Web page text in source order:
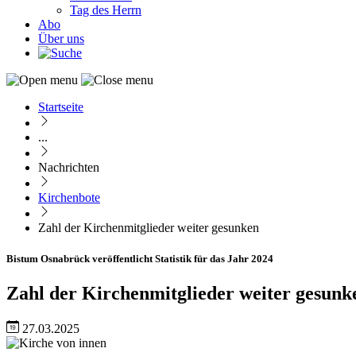
Tag des Herrn
Abo
Über uns
Pfadnavigation
Startseite
...
Nachrichten
Kirchenbote
Zahl der Kirchenmitglieder weiter gesunken
Bistum Osnabrück veröffentlicht Statistik für das Jahr 2024
Zahl der Kirchenmitglieder weiter
27.03.2025
Image